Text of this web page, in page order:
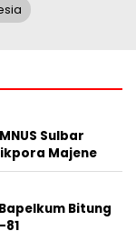
Sulbar
Majene
Bitung
81